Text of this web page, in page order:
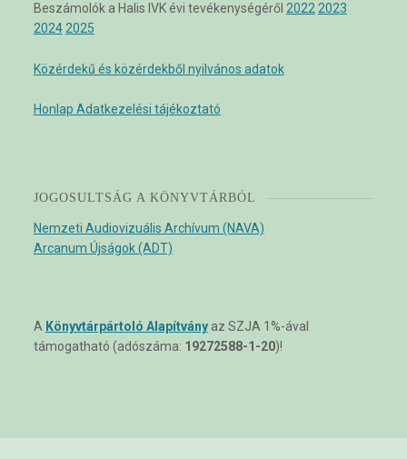
Beszámolók a Halis IVK évi tevékenységéről 2022 2023
2024 2025
Közérdekű és közérdekből nyilvános adatok
Honlap Adatkezelési tájékoztató
JOGOSULTSÁG A KÖNYVTÁRBÓL
Nemzeti Audiovizuális Archívum (NAVA)
Arcanum Újságok (ADT)
A Könyvtárpártoló Alapítványaz SZJA 1%-ával
támogatható (adószáma: 19272588-1-20)!